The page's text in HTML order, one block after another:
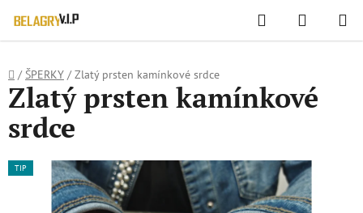
WIDGET HODNOCENÍ OBCHODU
Přejít
na
Hledat
KOŠÍK
Domů
/ ŠPERKY / Zlatý prsten kamínkové srdce
Zlatý prsten kamínkové
srdce
TIP